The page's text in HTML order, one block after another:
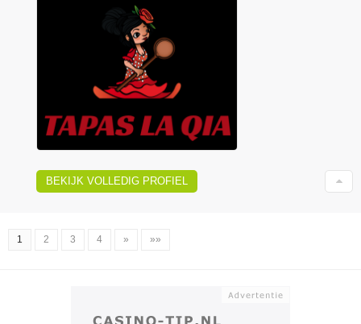
BEKIJK VOLLEDIG PROFIEL
1 2 3 4 » »»